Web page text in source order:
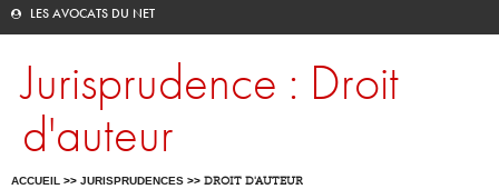
LES AVOCATS DU NET
Jurisprudence : Droit
d'auteur
ACCUEIL >> JURISPRUDENCES >> DROIT D'AUTEUR